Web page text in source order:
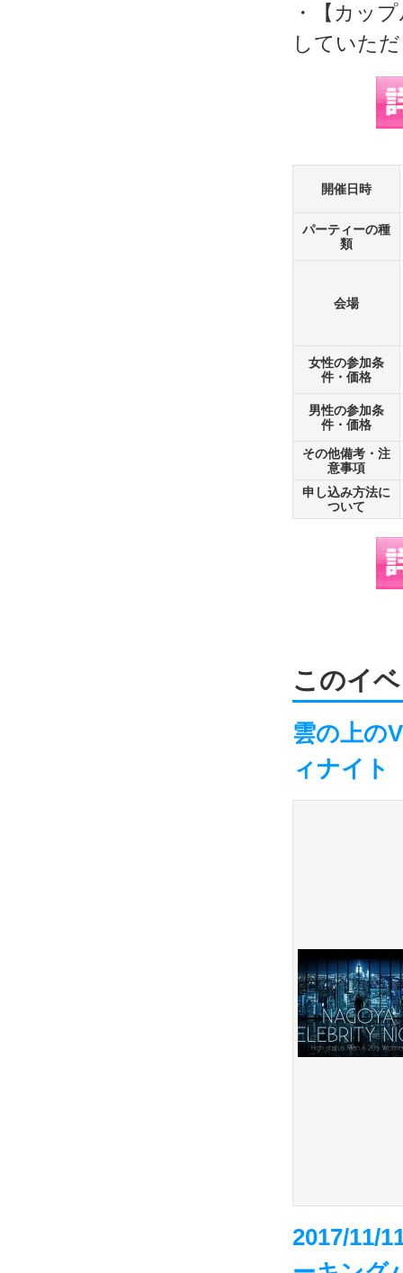
・【カッ
していた
開催日時
パーティーの種
類
会場
女性の参加条
件・価格
男性の参加条
件・価格
その他備考・注
意事項
申し込み方法に
ついて
このイ
雲の上の
ィナイト
2017/11/